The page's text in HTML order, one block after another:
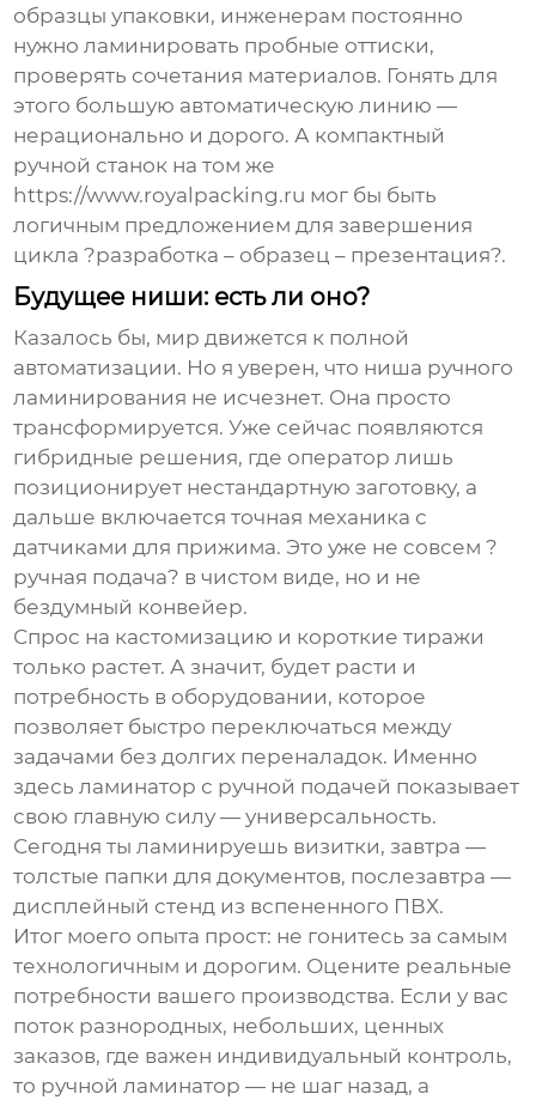
образцы упаковки, инженерам постоянно
нужно ламинировать пробные оттиски,
проверять сочетания материалов. Гонять для
этого большую автоматическую линию —
нерационально и дорого. А компактный
ручной станок на том же
https://www.royalpacking.ru мог бы быть
логичным предложением для завершения
цикла ?разработка – образец – презентация?.
Будущее ниши: есть ли оно?
Казалось бы, мир движется к полной
автоматизации. Но я уверен, что ниша ручного
ламинирования не исчезнет. Она просто
трансформируется. Уже сейчас появляются
гибридные решения, где оператор лишь
позиционирует нестандартную заготовку, а
дальше включается точная механика с
датчиками для прижима. Это уже не совсем ?
ручная подача? в чистом виде, но и не
бездумный конвейер.
Спрос на кастомизацию и короткие тиражи
только растет. А значит, будет расти и
потребность в оборудовании, которое
позволяет быстро переключаться между
задачами без долгих переналадок. Именно
здесьламинатор с ручной подачей показывает
свою главную силу — универсальность.
Сегодня ты ламинируешь визитки, завтра —
толстые папки для документов, послезавтра —
дисплейный стенд из вспененного ПВХ.
Итог моего опыта прост: не гонитесь за самым
технологичным и дорогим. Оцените реальные
потребности вашего производства. Если у вас
поток разнородных, небольших, ценных
заказов, где важен индивидуальный контроль,
то ручной ламинатор — не шаг назад, а